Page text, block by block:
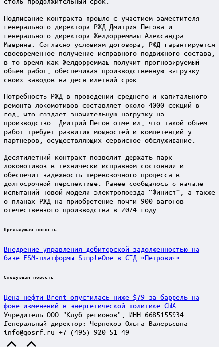
Подписание контракта прошло с участием заместителя
генерального директора РЖД Дмитрия Пегова и
генерального директора Желдорреммаш Александра
Маврина. Согласно условиям договора, РЖД гарантируется
своевременное получение исправного подвижного состава,
в то время как Желдорреммаш получит прогнозируемый
объем работ, обеспечивая производственную загрузку
своих заводов на десятилетний срок.
Потребность РЖД в проведении среднего и капитального
ремонта локомотивов составляет около 4000 секций в
год, что создает значительную нагрузку на
производство. Дмитрий Пегов отметил, что такой объем
работ требует развития мощностей и компетенций у
партнеров, осуществляющих сервисное обслуживание.
Десятилетний контракт позволит держать парк
локомотивов в технически исправном состоянии и
обеспечит надежность перевозочного процесса в
долгосрочной перспективе. Ранее сообщалось о начале
испытаний новой модели электропоезда “Финист”, а также
о планах РЖД на приобретение почти 900 вагонов
отечественного производства в 2024 году.
Post
Предыдущая новость
Внедрение управления дебиторской задолженностью на
базе ESM-платформы SimpleOne в СТД «Петрович»
Следующая новость
Цена нефти Brent опустилась ниже $79 за баррель на
фоне изменений в энергетической политике США
Учредитель ООО "Клуб регионов", ИНН 6685155934
Генеральный директор: Чернокоз Ольга Валерьевна
info@gosrf.ru +7 (495) 920-51-49